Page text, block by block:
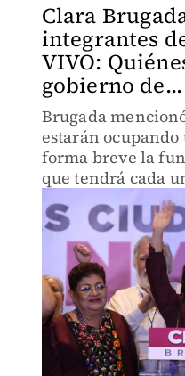
Clara
integrantes
VIVO:
gobierno de...
Brugada
estarán
forma breve la
que tendrá cada